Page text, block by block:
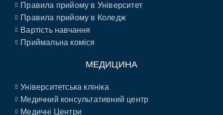
Правила прийому в Університет
Правила прийому в Коледж
Вартість навчання
Приймальна коміся
МЕДИЦИНА
Університетська клініка
Медичний консультативний центр
Медичні Центри